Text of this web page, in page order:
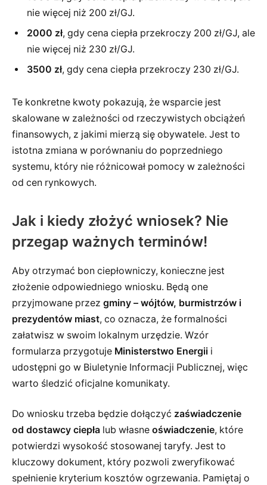
nie więcej niż 200 zł/GJ.
2000 zł, gdy cena ciepła przekroczy 200 zł/GJ, ale
nie więcej niż 230 zł/GJ.
3500 zł, gdy cena ciepła przekroczy 230 zł/GJ.
Te konkretne kwoty pokazują, że wsparcie jest
skalowane w zależności od rzeczywistych obciążeń
finansowych, z jakimi mierzą się obywatele. Jest to
istotna zmiana w porównaniu do poprzedniego
systemu, który nie różnicował pomocy w zależności
od cen rynkowych.
Jak i kiedy złożyć wniosek? Nie
przegap ważnych terminów!
Aby otrzymać bon ciepłowniczy, konieczne jest
złożenie odpowiedniego wniosku. Będą one
przyjmowane przez gminy – wójtów, burmistrzów i
prezydentów miast, co oznacza, że formalności
załatwisz w swoim lokalnym urzędzie. Wzór
formularza przygotuje Ministerstwo Energii i
udostępni go w Biuletynie Informacji Publicznej, więc
warto śledzić oficjalne komunikaty.
Do wniosku trzeba będzie dołączyć zaświadczenie
od dostawcy ciepła lub własne oświadczenie, które
potwierdzi wysokość stosowanej taryfy. Jest to
kluczowy dokument, który pozwoli zweryfikować
spełnienie kryterium kosztów ogrzewania. Pamiętaj o